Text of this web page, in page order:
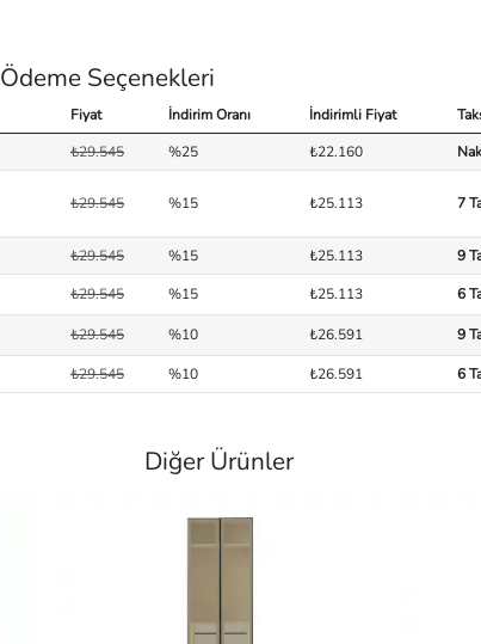
Ödeme Seçenekleri
Fiyat İndirim Oranı İndirimli Fiyat
₺29.545 %25 ₺22.160
₺29.545 %15 ₺25.113 7
₺29.545 %15 ₺25.113 9
₺29.545 %15 ₺25.113 6
₺29.545 %10 ₺26.591 9
₺29.545 %10 ₺26.591 6
Diğer Ürünler